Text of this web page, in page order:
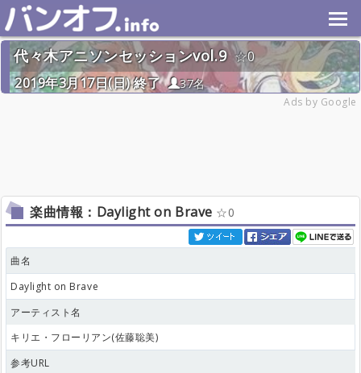
代々木アニソンセッションvol.9
0
2019年3月17日(日) 終了
37名
Ads by Google
楽曲情報：Daylight on Brave 0
曲名
Daylight on Brave
アーティスト名
キリエ・フローリアン(佐藤聡美)
参考URL